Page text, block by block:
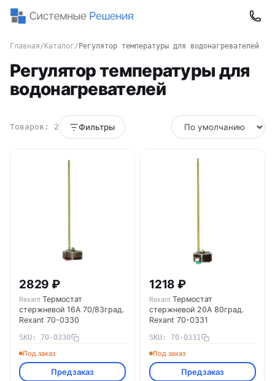
Главная/ Каталог/ Регулятор температуры для водонагревателей
Регулятор температуры для
водонагревателей
Товаров: 2 Фильтры
2829 ₽
Rexant Термостат
стержневой 16A 70/83град.
Rexant 70-0330
SKU: 70-0330
Под заказ
Предзаказ
1218 ₽
Rexant Термостат
стержневой 20А 80град.
Rexant 70-0331
SKU: 70-0331
Под заказ
Предзаказ